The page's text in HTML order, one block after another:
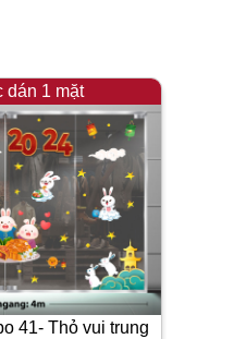
dán 1 mặt
41- Thỏ vui trung